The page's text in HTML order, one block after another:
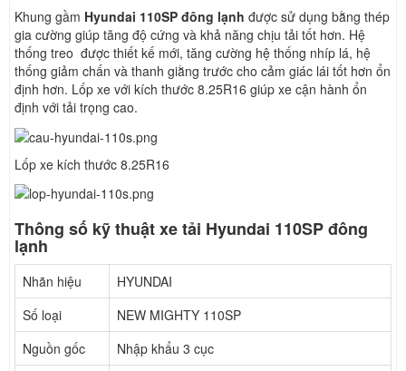
Khung gầm Hyundai 110SP đông lạnh được sử dụng bằng thép
gia cường giúp tăng độ cứng và khả năng chịu tải tốt hơn. Hệ
thống treo được thiết kế mới, tăng cường hệ thống nhíp lá, hệ
thống giảm chấn và thanh giằng trước cho cảm giác lái tốt hơn ổn
định hơn. Lốp xe với kích thước 8.25R16 giúp xe cận hành ổn
định với tải trọng cao.
Lốp xe kích thước 8.25R16
Thông số kỹ thuật xe tải Hyundai 110SP đông
lạnh
Nhãn hiệu
HYUNDAI
Số loại
NEW MIGHTY 110SP
Nguồn gốc
Nhập khẩu 3 cục